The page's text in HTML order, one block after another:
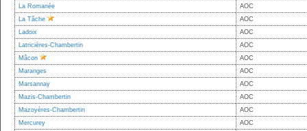
La Romanée
AOC
La Tâche
AOC
Ladoix
AOC
Latricières-Chambertin
AOC
Mâcon
AOC
Maranges
AOC
Marsannay
AOC
Mazis-Chambertin
AOC
Mazoyères-Chambertin
AOC
Mercurey
AOC